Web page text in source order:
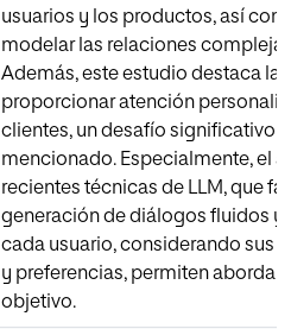
usuarios y los productos, así
modelar las relaciones
Además, este estudio destaca la
proporcionar atención
clientes, un desafío significativo
mencionado. Especialmente, el
recientes técnicas de LLM, que
generación de diálogos fluidos y
cada usuario, considerando sus
y preferencias, permiten abordar
objetivo.